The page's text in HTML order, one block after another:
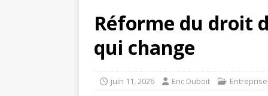
[ août 4, 2026 ]
Les
[ août 8, 2026 ]
Réforme du droit
qui change
juin 11, 2026 Eric Duboit Entreprise